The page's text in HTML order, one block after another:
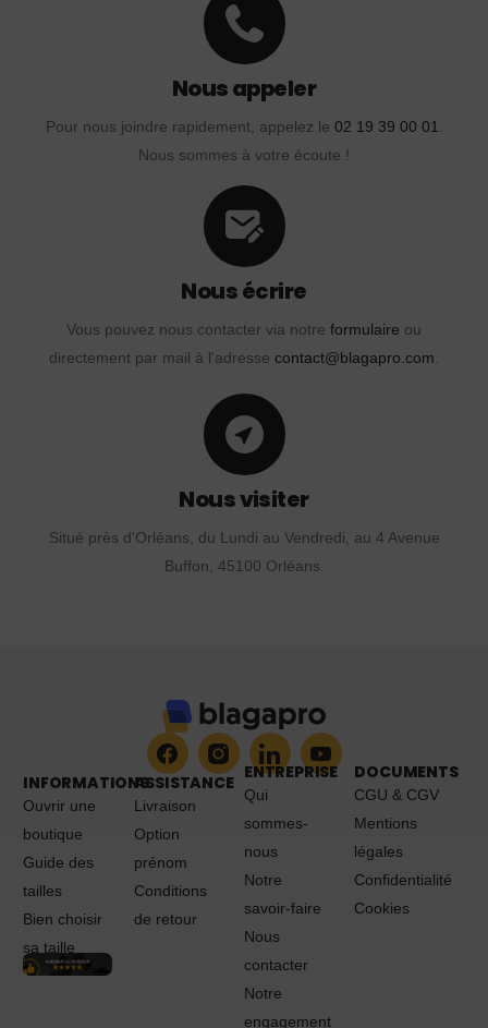
Nous appeler
Pour nous joindre rapidement, appelez le 02 19 39 00 01.
Nous sommes à votre écoute !
Nous écrire
Vous pouvez nous contacter via notre formulaire ou
directement par mail à l'adresse contact@blagapro.com.
Nous visiter
Situé près d'Orléans, du Lundi au Vendredi, au 4 Avenue
Buffon, 45100 Orléans.
INFORMATIONS
Ouvrir une
boutique
Guide des
tailles
Bien choisir
sa taille
ASSISTANCE
Livraison
Option
prénom
Conditions
de retour
ENTREPRISE
Qui
sommes-
nous
Notre
savoir-faire
Nous
contacter
Notre
engagement
DOCUMENTS
CGU & CGV
Mentions
légales
Confidentialité
Cookies